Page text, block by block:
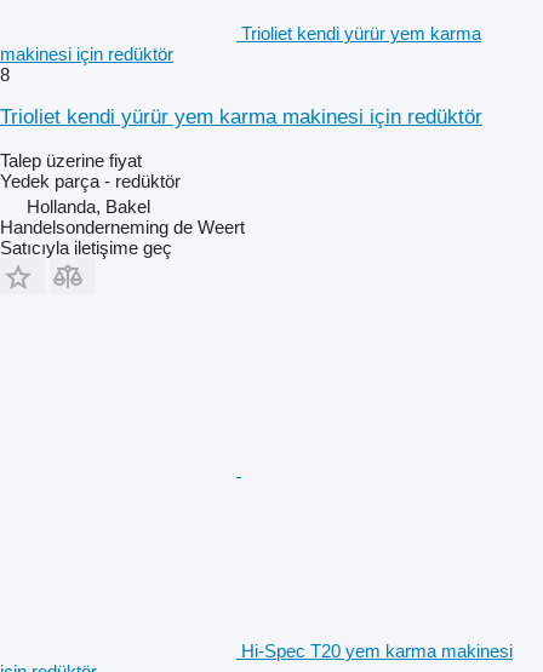
Trioliet kendi yürür yem karma
makinesi için redüktör
8
Trioliet kendi yürür yem karma makinesi için redüktör
Talep üzerine fiyat
Yedek parça - redüktör
Hollanda, Bakel
Handelsonderneming de Weert
Satıcıyla iletişime geç
Hi-Spec T20 yem karma makinesi